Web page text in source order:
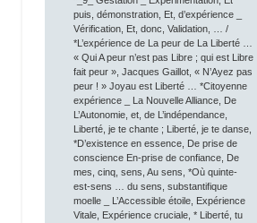
puis, démonstration, Et, d’expérience _
Vérification, Et, donc, Validation, … /
*L’expérience de La peur de La Liberté …
« Qui A peur n’est pas Libre ; qui est Libre
fait peur », Jacques Gaillot, « N’Ayez pas
peur ! » Joyau est Liberté … *Citoyenne
expérience _ La Nouvelle Alliance, De
L’Autonomie, et, de L’indépendance,
Liberté, je te chante ; Liberté, je te danse,
*D’existence en essence, De prise de
conscience En-prise de confiance, De
mes, cinq, sens, Au sens, *Où quinte-
est-sens … du sens, substantifique
moelle _ L’Accessible étoile, Expérience
Vitale, Expérience cruciale, * Liberté, tu